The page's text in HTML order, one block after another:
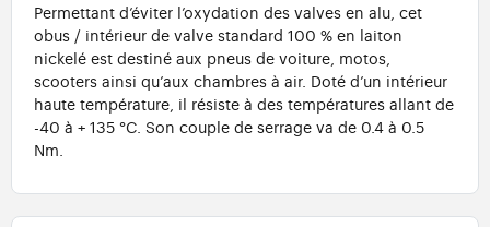
Permettant d’éviter l’oxydation des valves en alu, cet
obus / intérieur de valve standard 100 % en laiton
nickelé est destiné aux pneus de voiture, motos,
scooters ainsi qu’aux chambres à air. Doté d’un intérieur
haute température, il résiste à des températures allant de
-40 à + 135 °C. Son couple de serrage va de 0.4 à 0.5
Nm.